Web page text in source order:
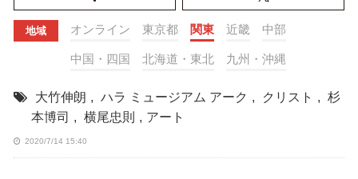
地域 オンライン 東京都 関東 近畿 中部
中国・四国 北海道・東北 九州・沖縄
大竹伸朗 , ハラ ミュージアム アーク , クリスト , 杉
本博司 , 横尾忠則 , アート
2020/7/14 15:40